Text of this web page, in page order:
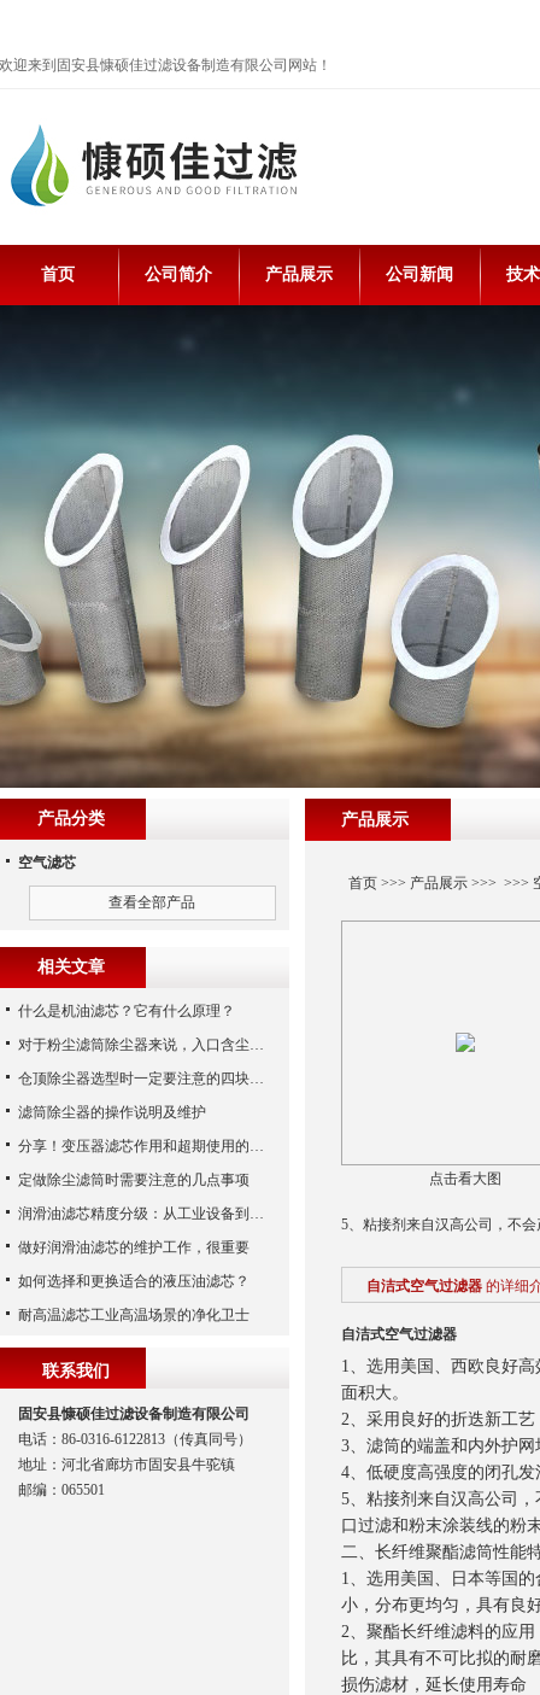
欢迎来到固安县慷硕佳过滤设备制造有限公司网站！
首页 公司简介 产品展示 公司新闻 技
产品展示
首页>>> 产品展示>>> >>>
点击看大图
5、粘接剂来自汉高公司，不
自洁式空气过滤器 的详细
自洁式空气过滤器
1、选用美国、西欧良好
面积大。
2、采用良好的折迭新工
3、滤筒的端盖和内外护
4、低硬度高强度的闭孔
5、粘接剂来自汉高公司
口过滤和粉末涂装线的粉
二、长纤维聚酯滤筒性能
1、选用美国、日本等国
小，分布更均匀，具有良
2、聚酯长纤维滤料的应
比，其具有不可比拟的耐
损伤滤材，延长使用寿命
产品分类
空气滤芯
查看全部产品
相关文章
什么是机油滤芯？它有什么原理？
对于粉尘滤筒除尘器来说，入口含尘浓度将直接影响使用
仓顶除尘器选型时一定要注意的四块内容
滤筒除尘器的操作说明及维护
分享！变压器滤芯作用和超期使用的危害
定做除尘滤筒时需要注意的几点事项
润滑油滤芯精度分级：从工业设备到精密系统的过滤密码
做好润滑油滤芯的维护工作，很重要
如何选择和更换适合的液压油滤芯？
耐高温滤芯工业高温场景的净化卫士
联系我们
固安县慷硕佳过滤设备制造有限公司
电话：86-0316-6122813（传真同号）
地址：河北省廊坊市固安县牛驼镇
邮编：065501